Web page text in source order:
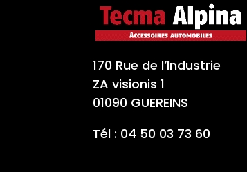
170 Rue de l’Industrie
ZA visionis 1
01090 GUEREINS
Tél : 04 50 03 73 60